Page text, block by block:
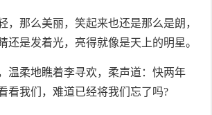
，那么美丽，笑起来也还是那么是朗，
还是发着光，亮得就像是天上的明星。
温柔地瞧着李寻欢，柔声道：快两年
看我们，难道已经将我们忘了吗?